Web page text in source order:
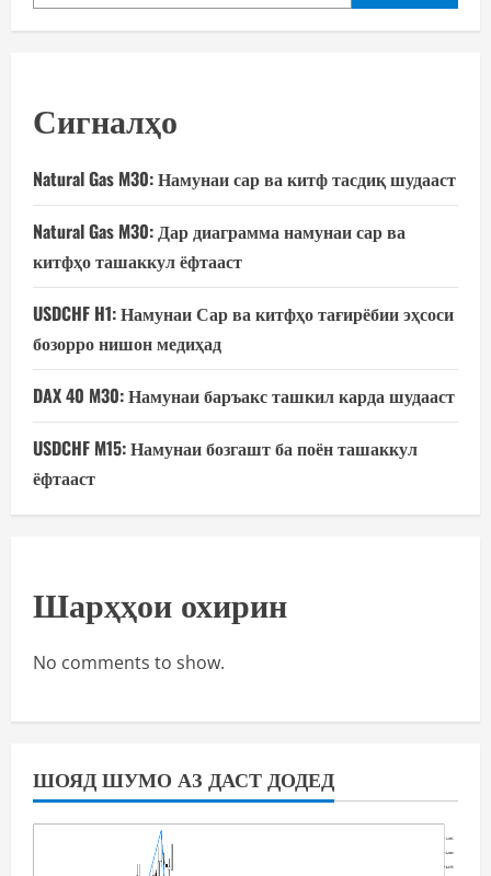
Сигналҳо
Natural Gas M30: Намунаи сар ва китф тасдиқ шудааст
Natural Gas M30: Дар диаграмма намунаи сар ва
китфҳо ташаккул ёфтааст
USDCHF H1: Намунаи Сар ва китфҳо тағирёбии эҳсоси
бозорро нишон медиҳад
DAX 40 M30: Намунаи баръакс ташкил карда шудааст
USDCHF M15: Намунаи бозгашт ба поён ташаккул
ёфтааст
Шарҳҳои охирин
No comments to show.
ШОЯД ШУМО АЗ ДАСТ ДОДЕД